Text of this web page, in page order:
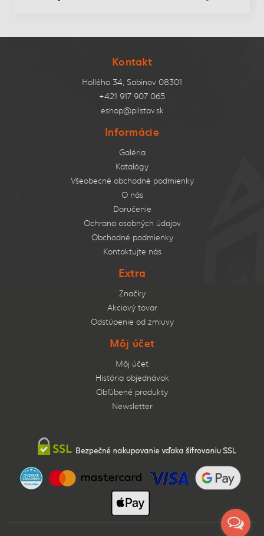
Kontakt
Hollého 34, Sabinov 08301
+421 917 907 065
eshop@pilstav.sk
Informácie
Galéria
Katalógy
Všeobecné obchodné podmienky
O nás
Doručenie
Ochrana osobných údajov
Obchodné podmienky
Kontaktujte nás
Extra
Značky
Akciový tovar
Odstúpenie od zmluvy
Môj účet
Môj účet
História objednávok
Obľúbené produkty
Newsletter